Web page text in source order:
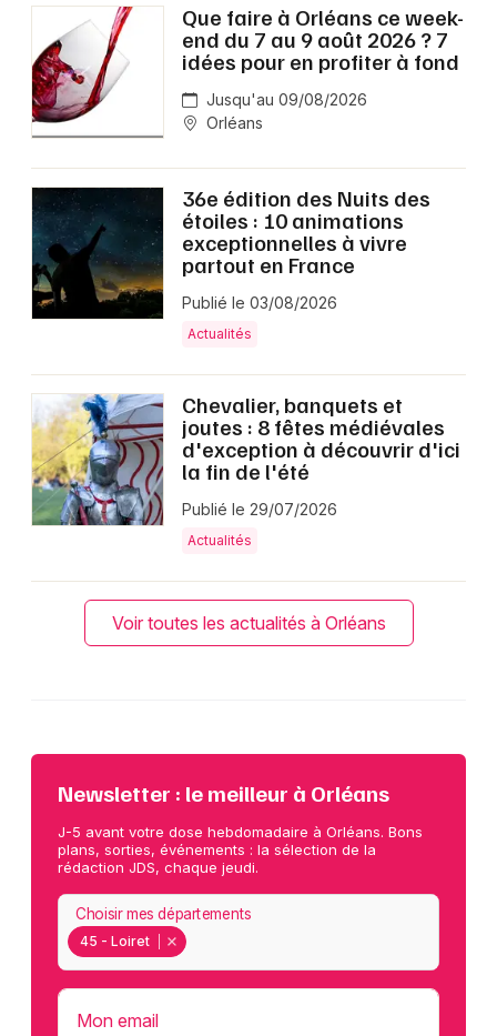
Que faire à Orléans ce week-
end du 7 au 9 août 2026 ? 7
idées pour en profiter à fond
Jusqu'au 09/08/2026
Orléans
36e édition des Nuits des
étoiles : 10 animations
exceptionnelles à vivre
partout en France
Publié le 03/08/2026
Actualités
Chevalier, banquets et
joutes : 8 fêtes médiévales
d'exception à découvrir d'ici
la fin de l'été
Publié le 29/07/2026
Actualités
Voir toutes les actualités à Orléans
Newsletter : le meilleur à Orléans
J-5 avant votre dose hebdomadaire à Orléans. Bons
plans, sorties, événements : la sélection de la
rédaction JDS, chaque jeudi.
45 - Loiret
Choisir mes départements
Mon email